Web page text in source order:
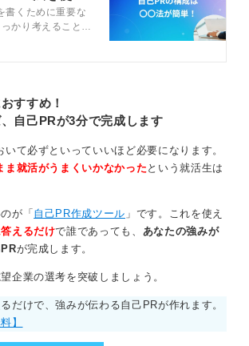
のを防ぎ、視覚的な工夫もしながら目線
信があるように話せるかと思います。
リップ方式、つまりスケッチブックを見
な流れでやってみましょう。
エピソードを話す。
な貢献ができるかというように締めく
プルな構成で話してみてはいかがでしょ
うことは、おそらく大きな会社だと思い
数の応募があると思うので、効率良く雰
書くために重要な
かり考えること
響く自己PRが作
す。最後には例文
います。
すすめ！
自己PRが3分で完成します
いて必ずといっていいほど必要になります。
ま就活がうまくいかなかった という就活生は
が「 自己PR作成ツール 」です。これを使え
えるだけで誰であっても、 あなたの強みが
が完成します。
企業の選考を突破しましょう。
だけで、強みが伝わる自己PRが作れます。
】